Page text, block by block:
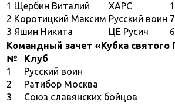
1 Щербин Виталий ХАРС
2 Коротицкий Максим Русский воин 7
3 Яшин Никита ЦЕ Русич
6
Командный зачет «Кубка святого
№
Клуб
1
Русский воин
2
Ратибор Москва
3
Союз славянских бойцов